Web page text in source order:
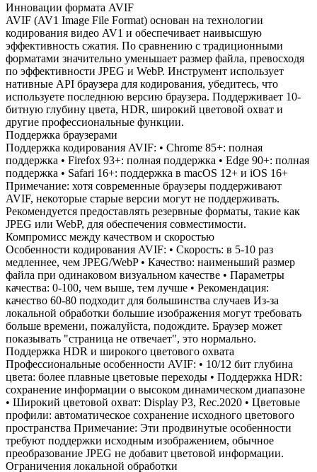
Инновации формата AVIF
AVIF (AV1 Image File Format) основан на технологии
кодирования видео AV1 и обеспечивает наивысшую
эффективность сжатия. По сравнению с традиционными
форматами значительно уменьшает размер файла, превосходя
по эффективности JPEG и WebP. Инструмент использует
нативные API браузера для кодирования, убедитесь, что
используете последнюю версию браузера. Поддерживает 10-
битную глубину цвета, HDR, широкий цветовой охват и
другие профессиональные функции.
Поддержка браузерами
Поддержка кодирования AVIF: • Chrome 85+: полная
поддержка • Firefox 93+: полная поддержка • Edge 90+: полная
поддержка • Safari 16+: поддержка в macOS 12+ и iOS 16+
Примечание: хотя современные браузеры поддерживают
AVIF, некоторые старые версии могут не поддерживать.
Рекомендуется предоставлять резервные форматы, такие как
JPEG или WebP, для обеспечения совместимости.
Компромисс между качеством и скоростью
Особенности кодирования AVIF: • Скорость: в 5-10 раз
медленнее, чем JPEG/WebP • Качество: наименьший размер
файла при одинаковом визуальном качестве • Параметры
качества: 0-100, чем выше, тем лучше • Рекомендация:
качество 60-80 подходит для большинства случаев Из-за
локальной обработки большие изображения могут требовать
больше времени, пожалуйста, подождите. Браузер может
показывать "страница не отвечает", это нормально.
Поддержка HDR и широкого цветового охвата
Профессиональные особенности AVIF: • 10/12 бит глубина
цвета: более плавные цветовые переходы • Поддержка HDR:
сохранение информации о высоком динамическом диапазоне
• Широкий цветовой охват: Display P3, Rec.2020 • Цветовые
профили: автоматическое сохранение исходного цветового
пространства Примечание: Эти продвинутые особенности
требуют поддержки исходным изображением, обычное
преобразование JPEG не добавит цветовой информации.
Ограничения локальной обработки